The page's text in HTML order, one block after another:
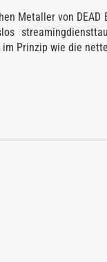
Metaller von
Prinzip wie die